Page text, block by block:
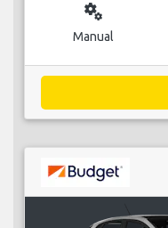
miscellaneous_services
Manual